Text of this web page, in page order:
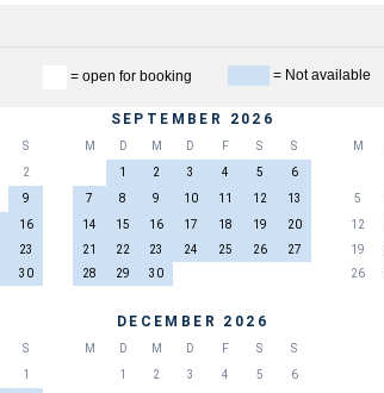
= open for booking = Not available
S
2
9
16
23
30
SEPTEMBER 2026
M D M D F S
S
1
2 3 4 5
6
7
8 9 10 11 12
13
14
15 16 17 18 19
20
21
22 23 24 25 26
27
28
29 30
M
5
12
19
26
S
1
DECEMBER 2026
M D M D F S
S
1
2 3 4 5
6